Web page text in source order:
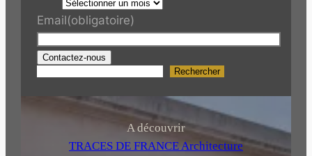
Email(obligatoire)
Contactez-nous
Rechercher
A découvrir
TRACES DE FRANCE Architecture